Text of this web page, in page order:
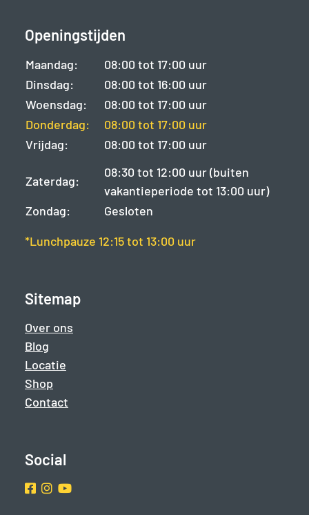
Openingstijden
Maandag:
08:00 tot 17:00 uur
Dinsdag:
08:00 tot 16:00 uur
Woensdag:
08:00 tot 17:00 uur
Donderdag:
08:00 tot 17:00 uur
Vrijdag:
08:00 tot 17:00 uur
Zaterdag:
08:30 tot 12:00 uur (buiten
vakantieperiode tot 13:00 uur)
Zondag:
Gesloten
*Lunchpauze 12:15 tot 13:00 uur
Sitemap
Over ons
Blog
Locatie
Shop
Contact
Social
Facebook
Instragram
Youtube